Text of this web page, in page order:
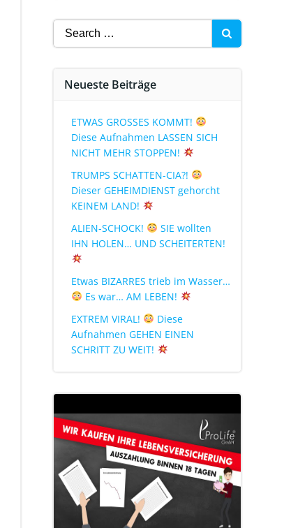
Neueste Beiträge
ETWAS GROSSES KOMMT!
Diese Aufnahmen LASSEN SICH
NICHT MEHR STOPPEN!
TRUMPS SCHATTEN-CIA?!
Dieser GEHEIMDIENST gehorcht
KEINEM LAND!
ALIEN-SCHOCK!
SIE wollten
IHN HOLEN… UND SCHEITERTEN!
Etwas BIZARRES trieb im Wasser…
Es war… AM LEBEN!
EXTREM VIRAL!
Diese
Aufnahmen GEHEN EINEN
SCHRITT ZU WEIT!